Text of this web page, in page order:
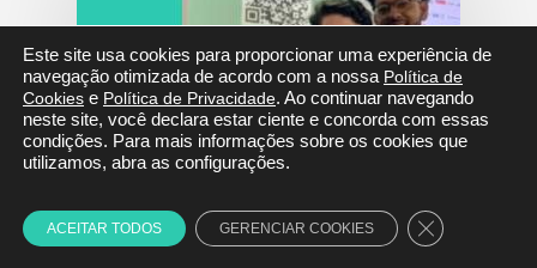
Este site usa cookies para proporcionar uma experiência de
navegação otimizada de acordo com a nossa Política de
Cookies e Política de Privacidade. Ao continuar navegando
neste site, você declara estar ciente e concorda com essas
condições. Para mais informações sobre os cookies que
utilizamos, abra as configurações.
ACEITAR TODOS GERENCIAR COOKIES Close GDPR